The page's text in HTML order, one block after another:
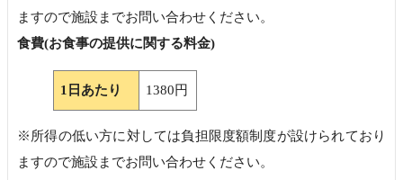
ますので施設までお問い合わせください。
食費(お食事の提供に関する料金)
1日あたり 1380円
※所得の低い方に対しては負担限度額制度が設けられており
ますので施設までお問い合わせください。